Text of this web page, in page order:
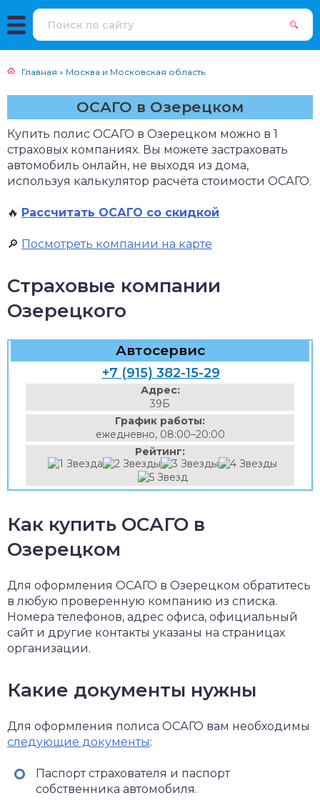
Главная » Москва и Московская область
ОСАГО в Озерецком
Купить полис ОСАГО в Озерецком можно в 1
страховых компаниях. Вы можете застраховать
автомобиль онлайн, не выходя из дома,
используя калькулятор расчёта стоимости ОСАГО.
🔥 Рассчитать ОСАГО со скидкой
🔎 Посмотреть компании на карте
Страховые компании
Озерецкого
Автосервис
+7 (915) 382-15-29
Адрес:
39Б
График работы:
ежедневно, 08:00–20:00
Рейтинг:
Как купить ОСАГО в
Озерецком
Для оформления ОСАГО в Озерецком обратитесь
в любую проверенную компанию из списка.
Номера телефонов, адрес офиса, официальный
сайт и другие контакты указаны на страницах
организации.
Какие документы нужны
Для оформления полиса ОСАГО вам необходимы
следующие документы:
Паспорт страхователя и паспорт
собственника автомобиля.